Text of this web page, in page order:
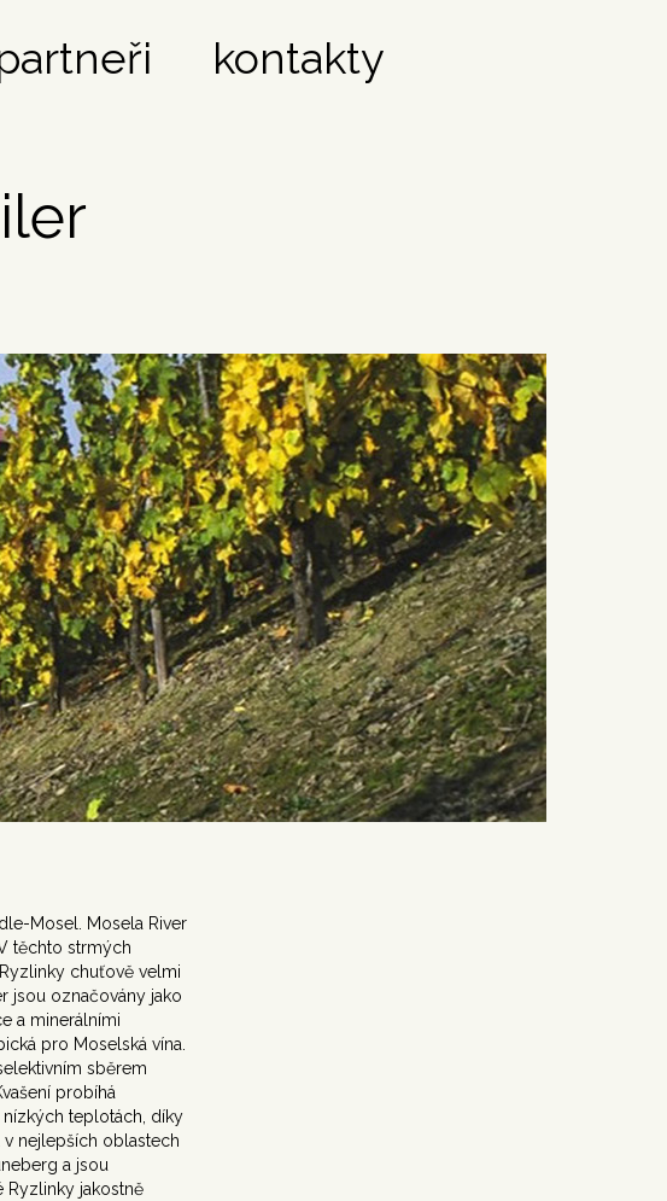
kontakty
Mosel. Mosela River
těchto strmých
chuťově velmi
jsou označovány jako
a minerálními
pro Moselská vína.
sběrem
probíhá
teplotách, díky
v nejlepších oblastech
a jsou
jakostně